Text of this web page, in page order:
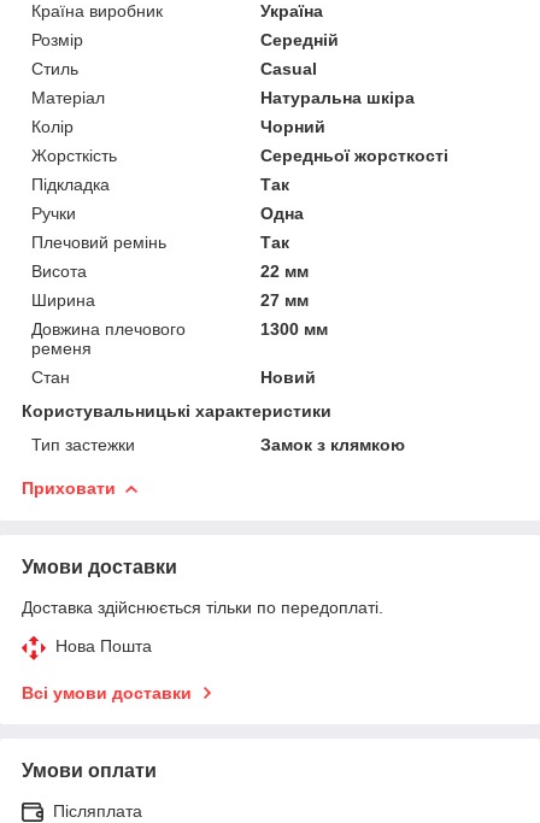
Країна виробник
Україна
Розмір
Середній
Стиль
Casual
Матеріал
Натуральна шкіра
Колір
Чорний
Жорсткість
Середньої жорсткості
Підкладка
Так
Ручки
Одна
Плечовий ремінь
Так
Висота
22 мм
Ширина
27 мм
Довжина плечового
ременя
1300 мм
Стан
Новий
Користувальницькі характеристики
Тип застежки
Замок з клямкою
Приховати
Умови доставки
Доставка здійснюється тільки по передоплаті.
Нова Пошта
Всі умови доставки
Умови оплати
Післяплата